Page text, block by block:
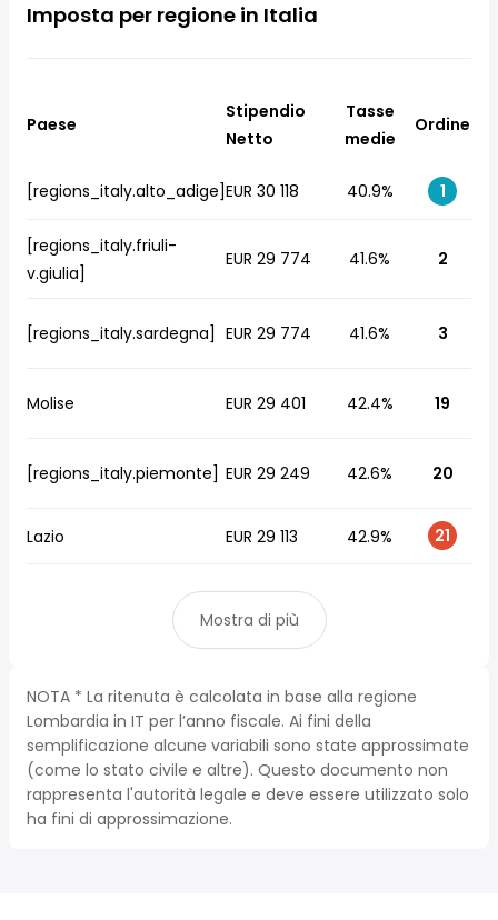
Imposta per regione in Italia
Paese
Stipendio
Netto
Tasse
medie
Ordine
[regions_italy.alto_adige]EUR 30 118 40.9% 1
[regions_italy.friuli-
v.giulia]
EUR 29 774 41.6% 2
[regions_italy.sardegna] EUR 29 774 41.6% 3
Molise EUR 29 401 42.4% 19
[regions_italy.piemonte] EUR 29 249 42.6% 20
Lazio EUR 29 113 42.9% 21
Mostra di più
NOTA * La ritenuta è calcolata in base alla regione
Lombardia in IT per l’anno fiscale. Ai fini della
semplificazione alcune variabili sono state approssimate
(come lo stato civile e altre). Questo documento non
rappresenta l'autorità legale e deve essere utilizzato solo
ha fini di approssimazione.